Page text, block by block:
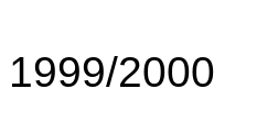
1999/2000